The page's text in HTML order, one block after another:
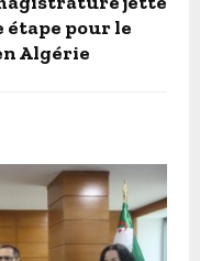
étape pour le
Algérie